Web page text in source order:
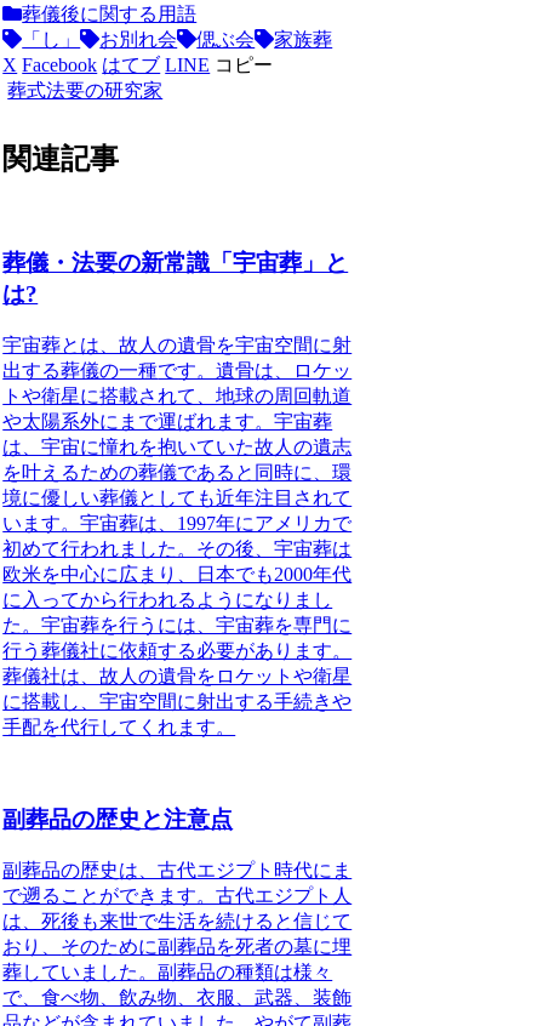
葬儀後に関する用語
「し」
お別れ会 偲ぶ会
家族葬
X Facebook はてブ LINE コピー
葬式法要の研究家
関連記事
葬儀・法要の新常識「宇宙葬」と
は?
宇宙葬とは、故人の遺骨を宇宙空間に射
出する葬儀の一種です。遺骨は、ロケッ
トや衛星に搭載されて、地球の周回軌道
や太陽系外にまで運ばれます。宇宙葬
は、宇宙に憧れを抱いていた故人の遺志
を叶えるための葬儀であると同時に、環
境に優しい葬儀としても近年注目されて
います。宇宙葬は、1997年にアメリカで
初めて行われました。その後、宇宙葬は
欧米を中心に広まり、日本でも2000年代
に入ってから行われるようになりまし
た。宇宙葬を行うには、宇宙葬を専門に
行う葬儀社に依頼する必要があります。
葬儀社は、故人の遺骨をロケットや衛星
に搭載し、宇宙空間に射出する手続きや
手配を代行してくれます。
副葬品の歴史と注意点
副葬品の歴史は、古代エジプト時代にま
で遡ることができます。古代エジプト人
は、死後も来世で生活を続けると信じて
おり、 そのために副葬品を死者の墓に埋
葬していました 。副葬品の種類は様々
で、食べ物、飲み物、衣服、武器、装飾